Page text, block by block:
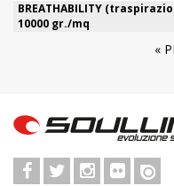
BREATHABILITY
10000 gr./mq
«